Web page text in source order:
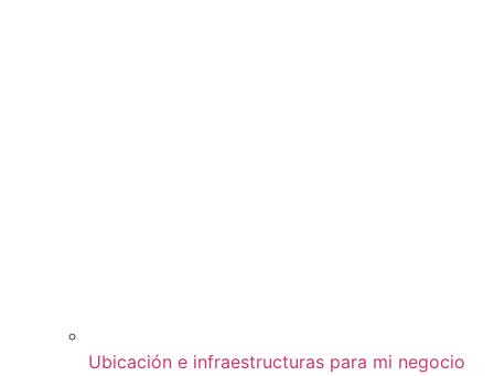
Ubicación e infraestructuras para mi negocio